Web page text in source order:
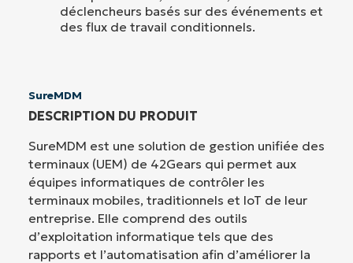
déclencheurs basés sur des événements et
des flux de travail conditionnels.
SureMDM
DESCRIPTION DU PRODUIT
SureMDM est une solution de gestion unifiée des
terminaux (UEM) de 42Gears qui permet aux
équipes informatiques de contrôler les
terminaux mobiles, traditionnels et IoT de leur
entreprise. Elle comprend des outils
d’exploitation informatique tels que des
rapports et l’automatisation afin d’améliorer la